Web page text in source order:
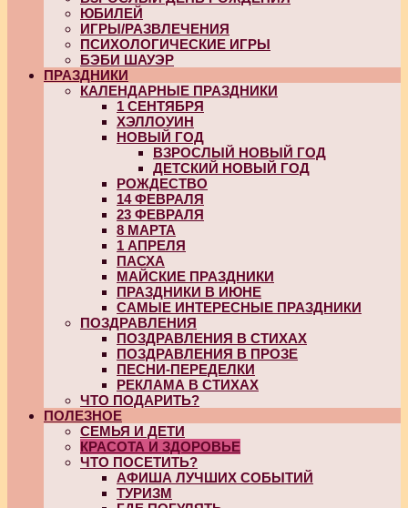
ЮБИЛЕЙ
ИГРЫ/РАЗВЛЕЧЕНИЯ
ПСИХОЛОГИЧЕСКИЕ ИГРЫ
БЭБИ ШАУЭР
ПРАЗДНИКИ
КАЛЕНДАРНЫЕ ПРАЗДНИКИ
1 СЕНТЯБРЯ
ХЭЛЛОУИН
НОВЫЙ ГОД
ВЗРОСЛЫЙ НОВЫЙ ГОД
ДЕТСКИЙ НОВЫЙ ГОД
РОЖДЕСТВО
14 ФЕВРАЛЯ
23 ФЕВРАЛЯ
8 МАРТА
1 АПРЕЛЯ
ПАСХА
МАЙСКИЕ ПРАЗДНИКИ
ПРАЗДНИКИ В ИЮНЕ
САМЫЕ ИНТЕРЕСНЫЕ ПРАЗДНИКИ
ПОЗДРАВЛЕНИЯ
ПОЗДРАВЛЕНИЯ В СТИХАХ
ПОЗДРАВЛЕНИЯ В ПРОЗЕ
ПЕСНИ-ПЕРЕДЕЛКИ
РЕКЛАМА В СТИХАХ
ЧТО ПОДАРИТЬ?
ПОЛЕЗНОЕ
СЕМЬЯ И ДЕТИ
КРАСОТА И ЗДОРОВЬЕ
ЧТО ПОСЕТИТЬ?
АФИША ЛУЧШИХ СОБЫТИЙ
ТУРИЗМ